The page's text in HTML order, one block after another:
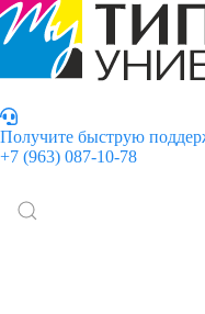
Получите быструю
+7 (963) 087-10-78